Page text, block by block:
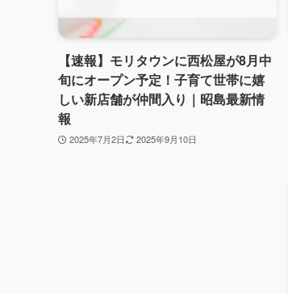
【速報】モリタウンに西松屋が8月中
旬にオープン予定！子育て世帯に嬉
しい新店舗が仲間入り｜昭島最新情
報
2025年7月2日 2025年9月10日